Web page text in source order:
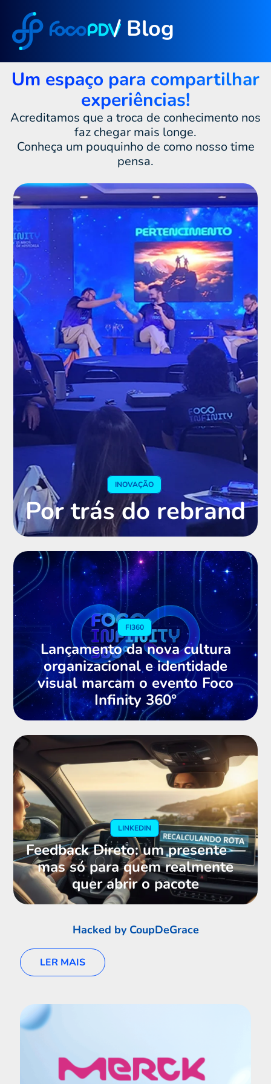
/ Blog
Um espaço para compartilhar
experiências!
Acreditamos que a troca de conhecimento nos
faz chegar mais longe.
Conheça um pouquinho de como nosso time
pensa.
INOVAÇÃO
Por trás do rebrand
FI360
Lançamento da nova cultura
organizacional e identidade
visual marcam o evento Foco
Infinity 360°
LINKEDIN
Feedback Direto: um presente —
mas só para quem realmente
quer abrir o pacote
Hacked by CoupDeGrace
LER MAIS